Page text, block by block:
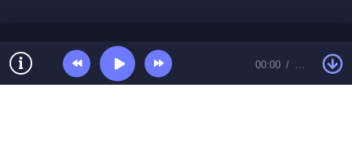
00:00